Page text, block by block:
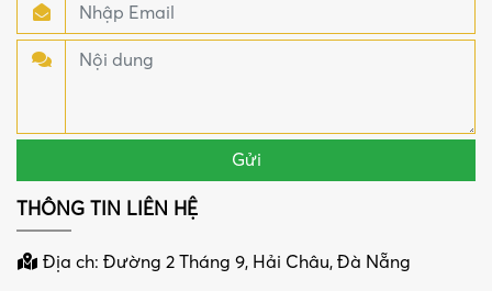
THÔNG TIN LIÊN HỆ
Địa ch: Đường 2 Tháng 9, Hải Châu, Đà Nẵng